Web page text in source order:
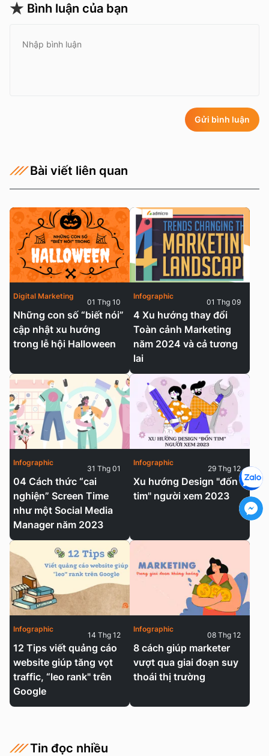
Bình luận của bạn
Gửi bình luận
Bài viết liên quan
Những con số “biết nói”
cập nhật xu hướng
trong lễ hội Halloween
Digital Marketing
01 Thg 10
4 Xu hướng thay đổi
Toàn cảnh Marketing
năm 2024 và cả tương
lai
Infographic
01 Thg 09
04 Cách thức “cai
nghiện” Screen Time
như một Social Media
Manager năm 2023
Infographic
31 Thg 01
Xu hướng Design "đốn
tim" người xem 2023
Infographic
29 Thg 12
12 Tips viết quảng cáo
website giúp tăng vọt
traffic, “leo rank" trên
Google
Infographic
14 Thg 12
8 cách giúp marketer
vượt qua giai đoạn suy
thoái thị trường
Infographic
08 Thg 12
Tin đọc nhiều